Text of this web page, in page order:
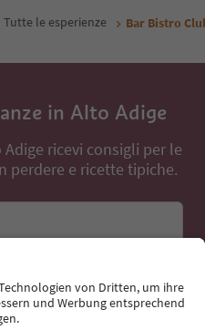
Tutte le esperienze Bar Bistro
in Alto Adige
ricevi consigli per le
perdere e ricette tipiche.
newsletter